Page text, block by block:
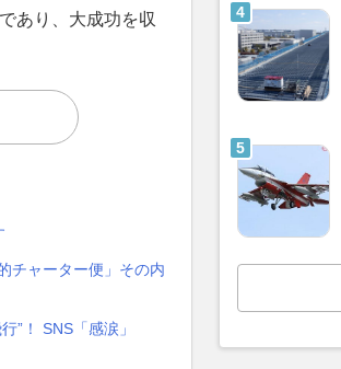
あり、大成功を収
チャーター便」その内
”！ SNS「感涙」